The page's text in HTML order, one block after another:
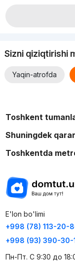
Sizni qiziqtirishi
Yaqin-atrofda
Toshkent
Shuningdek
Toshkentda
E'lon bo'limi
+998 (78) 113-20-
+998 (93) 390-30-
Пн-Пт. С 9:30 до